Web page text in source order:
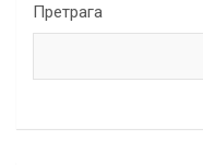
Претрага